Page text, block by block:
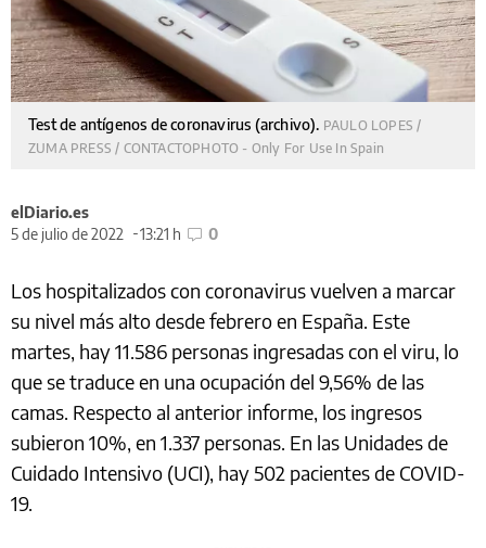
Test de antígenos de coronavirus (archivo). PAULO LOPES /
ZUMA PRESS / CONTACTOPHOTO - Only For Use In Spain
elDiario.es
5 de julio de 2022
13:21 h 0
Los hospitalizados con coronavirus vuelven a marcar
su nivel más alto desde febrero en España. Este
martes, hay 11.586 personas ingresadas con el viru, lo
que se traduce en una ocupación del 9,56% de las
camas. Respecto al anterior informe, los ingresos
subieron 10%, en 1.337 personas. En las Unidades de
Cuidado Intensivo (UCI), hay 502 pacientes de COVID-
19.